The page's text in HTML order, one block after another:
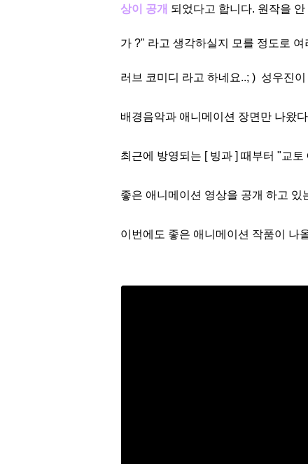
상이 공개 되었다고 합니 다. 원작을
가 ?" 라고 생각하실지 모를 정도로 여
러브 코미디 라고 하네요..; ) 성우진
배경음악과 애니메이션 장면만 나왔
최근에 방영되는 [ 빙과 ] 때부터 "교
좋은 애니메이션 영상을 공개 하고 있
이번에도 좋은 애니메이션 작품이 나